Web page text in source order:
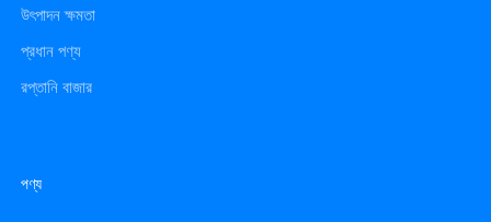
উৎপাদন ক্ষমতা
প্রধান পণ্য
রপ্তানি বাজার
পণ্য